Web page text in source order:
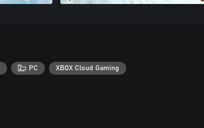
PC XBOX Cloud Gaming